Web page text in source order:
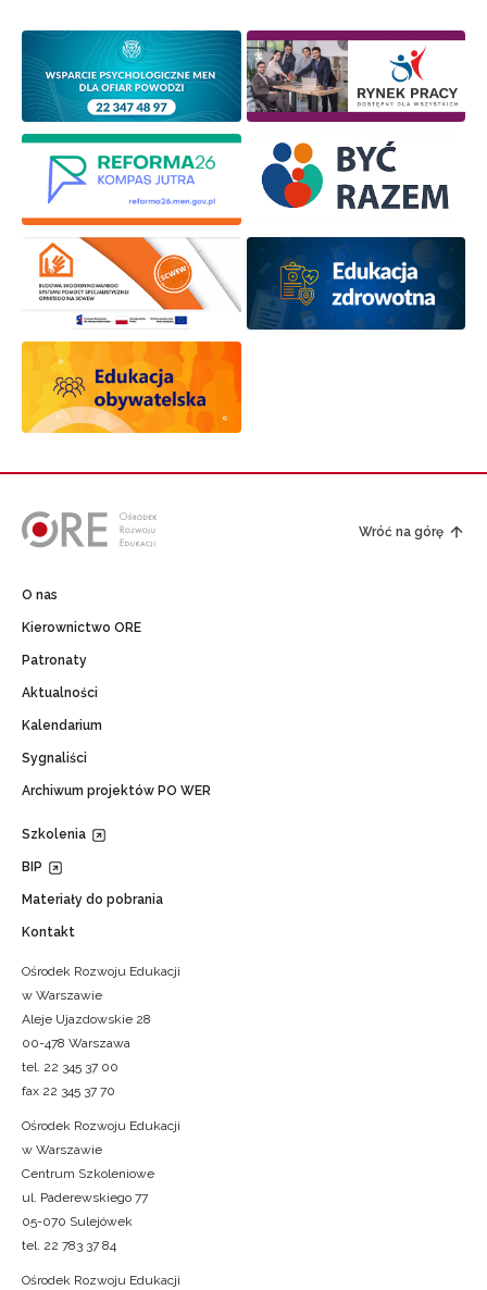
Wróć na górę
O nas
Kierownictwo ORE
Patronaty
Aktualności
Kalendarium
Sygnaliści
Archiwum projektów PO WER
Szkolenia
BIP
Materiały do pobrania
Kontakt
Ośrodek Rozwoju Edukacji
w Warszawie
Aleje Ujazdowskie 28
00-478 Warszawa
tel. 22 345 37 00
fax 22 345 37 70
Ośrodek Rozwoju Edukacji
w Warszawie
Centrum Szkoleniowe
ul. Paderewskiego 77
05-070 Sulejówek
tel. 22 783 37 84
Ośrodek Rozwoju Edukacji